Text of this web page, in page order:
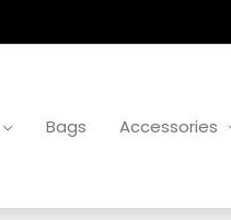
Bags Accessories